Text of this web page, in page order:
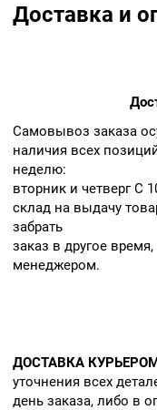
Доставка и
Cамовывоз заказа
наличия всех
неделю:
вторник и четверг С
склад на выдачу
забрать
заказ в другое
менеджером.
ДОСТАВКА
уточнения всех
день заказа, либо в